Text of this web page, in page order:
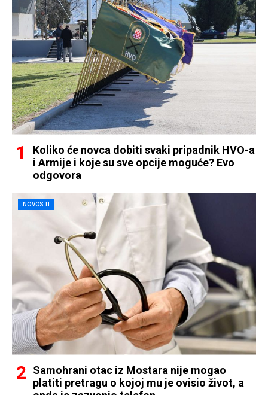
Koliko će novca dobiti svaki pripadnik HVO-a
i Armije i koje su sve opcije moguće? Evo
odgovora
NOVOSTI
Samohrani otac iz Mostara nije mogao
platiti pretragu o kojoj mu je ovisio život, a